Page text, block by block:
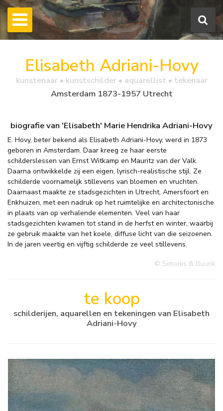
Elisabeth Adriani-Hovy
kunstenaar • kunstschilder • aquarellist • tekenaar
Amsterdam 1873-1957 Utrecht
biografie van 'Elisabeth' Marie Hendrika Adriani-Hovy
E. Hovy, beter bekend als Elisabeth Adriani-Hovy, werd in 1873
geboren in Amsterdam. Daar kreeg ze haar eerste
schilderslessen van Ernst Witkamp en Mauritz van der Valk.
Daarna ontwikkelde zij een eigen, lyrisch-realistische stijl. Ze
schilderde voornamelijk stillevens van bloemen en vruchten.
Daarnaast maakte ze stadsgezichten in Utrecht, Amersfoort en
Enkhuizen, met een nadruk op het ruimtelijke en architectonische
in plaats van op verhalende elementen. Veel van haar
stadsgezichten kwamen tot stand in de herfst en winter, waarbij
ze gebruik maakte van het koele, diffuse licht van die seizoenen.
In de jaren veertig en vijftig schilderde ze veel stillevens.
© Simonis & Buunk
te koop
schilderijen, aquarellen en tekeningen van Elisabeth
Adriani-Hovy